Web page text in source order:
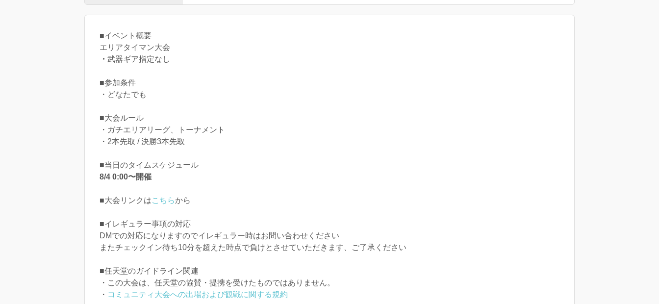
■イベント概要
エリアタイマン大会
・ 武器ギア指定なし
■参加条件
・どなたでも
■大会ルール
・ガチエリアリーグ、トーナメント
・2本先取 / 決勝3本先取
■当日のタイムスケジュール
8/4 0:00〜開催
■大会リンクはこちらから
■イレギュラー事項の対応
DMでの対応になりますのでイレギュラー時はお問い合わせください
またチェックイン待ち10分を超えた時点で負けとさせていただきます、ご了承ください
■任天堂のガイドライン関連
・この大会は、任天堂の協賛・提携を受けたものではありません。
・ コミュニティ大会への出場および観戦に関する規約